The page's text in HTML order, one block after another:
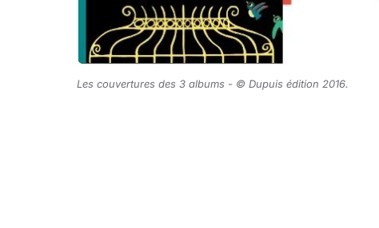
Les couvertures des 3 albums - © Dupuis édition 2016.